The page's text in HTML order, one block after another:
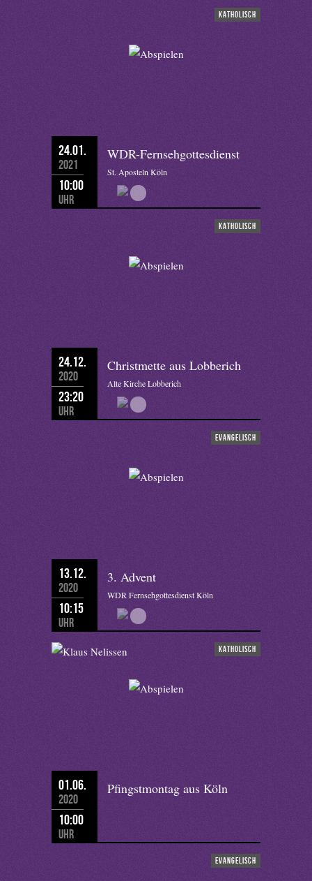
katholisch
24.01.
2021
10:00
Uhr
WDR-Fernsehgottesdienst
St. Aposteln Köln
katholisch
24.12.
2020
23:20
Uhr
Christmette aus Lobberich
Alte Kirche Lobberich
evangelisch
13.12.
2020
10:15
Uhr
3. Advent
WDR Fernsehgottesdienst Köln
katholisch
01.06.
2020
10:00
Uhr
Pfingstmontag aus Köln
evangelisch